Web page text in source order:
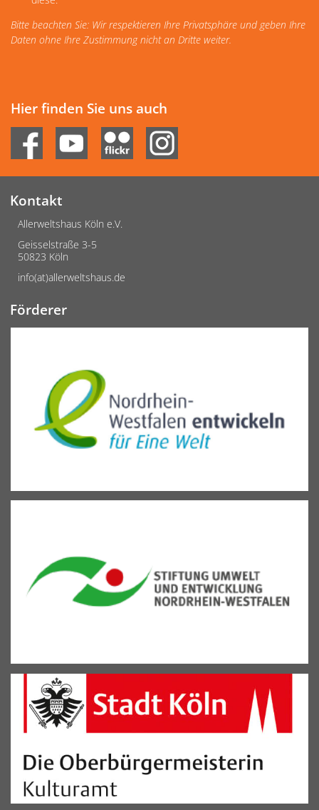
Bitte beachten Sie: Wir respektieren Ihre Privatsphäre und geben Ihre
Daten ohne Ihre Zustimmung nicht an Dritte weiter.
Hier finden Sie uns auch
Kontakt
Allerweltshaus Köln e.V.
Geisselstraße 3-5
50823 Köln
info(at)allerweltshaus.de
Förderer